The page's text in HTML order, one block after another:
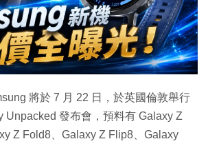
將於 7 月 22 日，於英國倫敦舉行
Unpacked 發布會，預料有 Galaxy Z
Z Fold8、Galaxy Z Flip8、Galaxy